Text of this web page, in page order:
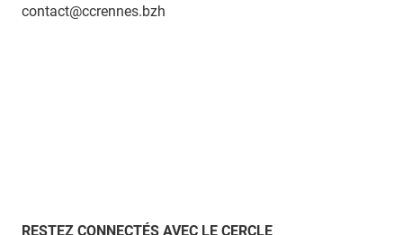
contact@ccrennes.bzh
RESTEZ CONNECTÉS AVEC LE CERCLE